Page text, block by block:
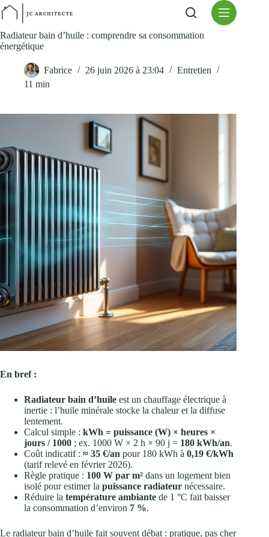
Passer
contenu
Radiateur bain d’huile : comprendre sa consommation
énergétique
Fabrice 26 juin 2026 à 23:04
Entretien
11 min
En bref :
Radiateur bain d’huile est un chauffage électrique à
inertie : l’huile minérale stocke la chaleur et la diffuse
lentement.
Calcul simple : kWh = puissance (W) × heures ×
jours / 1000 ; ex. 1000 W × 2 h × 90 j = 180 kWh/an.
Coût indicatif : ≈ 35 €/an pour 180 kWh à 0,19 €/kWh
(tarif relevé en février 2026).
Règle pratique : 100 W par m² dans un logement bien
isolé pour estimer la puissance radiateur nécessaire.
Réduire la température ambiante de 1 °C fait baisser
la consommation d’environ 7 %.
Le radiateur bain d’huile fait souvent débat : pratique, pas cher